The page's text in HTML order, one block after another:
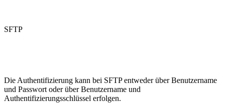
SFTP
Die Authentifizierung kann bei SFTP entweder über Benutzername
und Passwort oder über Benutzername und
Authentifizierungsschlüssel erfolgen.